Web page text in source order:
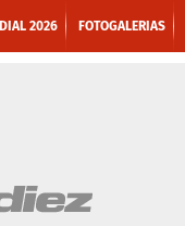
2026 FOTOGALERIAS